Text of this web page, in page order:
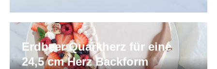
Erdbeer Quarkherz für eine
24,5 cm Herz Backform